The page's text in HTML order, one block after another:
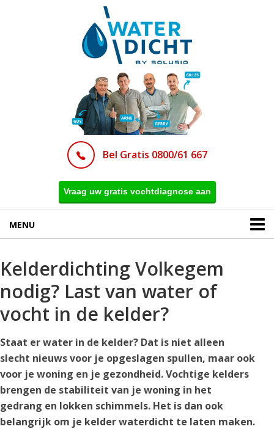
Bel Gratis 0800/61 667
Vraag uw gratis vochtdiagnose aan
MENU
Kelderdichting Volkegem
nodig? Last van water of
vocht in de kelder?
Staat er water in de kelder? Dat is niet alleen
slecht nieuws voor je opgeslagen spullen, maar ook
voor je woning en je gezondheid. Vochtige kelders
brengen de stabiliteit van je woning in het
gedrang en lokken schimmels. Het is dan ook
belangrijk om je kelder waterdicht te laten maken.